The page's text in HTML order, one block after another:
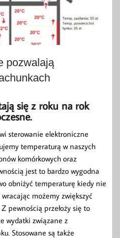
pozwalają
się z roku na rok
sterowanie elektroniczne
temperaturą w naszych
komórkowych oraz
jest to bardzo wygodna
obniżyć temperaturę kiedy nie
możemy zwiększyć
pewnością przełoży się to
wydatki związane z
Stosowane są także